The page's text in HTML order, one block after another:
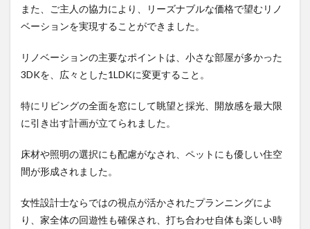
また、ご主人の協力により、リーズナブルな価格で望むリノ
ベーションを実現することができました。
リノベーションの主要なポイントは、小さな部屋が多かった
3DKを、広々とした1LDKに変更すること。
特にリビングの全面を窓にして眺望と採光、開放感を最大限
に引き出す計画が立てられました。
床材や照明の選択にも配慮がなされ、ペットにも優しい住空
間が形成されました。
女性設計士ならではの視点が活かされたプランニングによ
り、家全体の回遊性も確保され、打ち合わせ自体も楽しい時